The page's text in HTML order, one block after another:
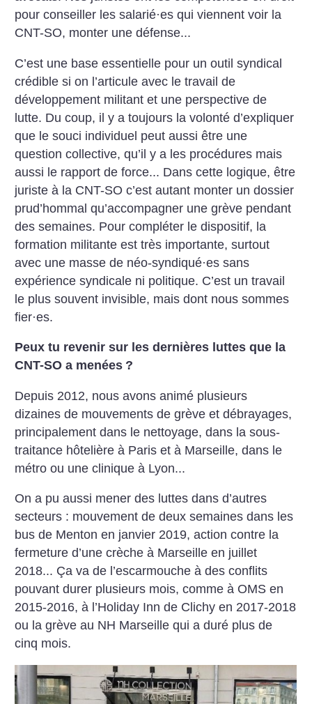
pour conseiller les salarié·es qui viennent voir la
CNT-SO, monter une défense...
C’est une base essentielle pour un outil syndical
crédible si on l’articule avec le travail de
développement militant et une perspective de
lutte. Du coup, il y a toujours la volonté d’expliquer
que le souci individuel peut aussi être une
question collective, qu’il y a les procédures mais
aussi le rapport de force... Dans cette logique, être
juriste à la CNT-SO c’est autant monter un dossier
prud’hommal qu’accompagner une grève pendant
des semaines. Pour compléter le dispositif, la
formation militante est très importante, surtout
avec une masse de néo-syndiqué·es sans
expérience syndicale ni politique. C’est un travail
le plus souvent invisible, mais dont nous sommes
fier·es.
Peux tu revenir sur les dernières luttes que la
CNT-SO a menées ?
Depuis 2012, nous avons animé plusieurs
dizaines de mouvements de grève et débrayages,
principalement dans le nettoyage, dans la sous-
traitance hôtelière à Paris et à Marseille, dans le
métro ou une clinique à Lyon...
On a pu aussi mener des luttes dans d’autres
secteurs : mouvement de deux semaines dans les
bus de Menton en janvier 2019, action contre la
fermeture d’une crèche à Marseille en juillet
2018... Ça va de l’escarmouche à des conflits
pouvant durer plusieurs mois, comme à OMS en
2015-2016, à l’Holiday Inn de Clichy en 2017-2018
ou la grève au NH Marseille qui a duré plus de
cinq mois.